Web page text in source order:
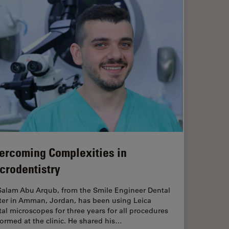
Complexities in
Abu Arqub, from the Smile Engineer Dental
in Amman, Jordan, has been using Leica
microscopes for three years for all procedures
at the clinic. He shared his…